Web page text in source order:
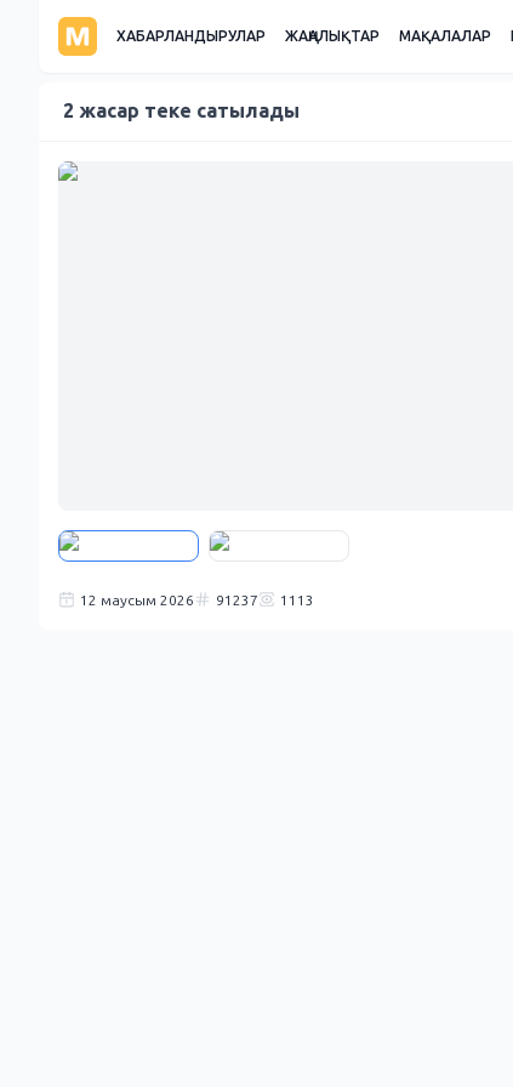
ХАБАРЛАНДЫРУЛАР ЖАҢАЛЫҚТАР МАҚАЛАЛАР
2 жасар теке сатылады
12 маусым 2026 91237 1113